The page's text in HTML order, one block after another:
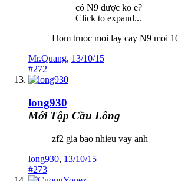
có N9 được ko e?
Click to expand...
Hom truoc moi lay cay N9 moi
Mr.Quang, 13/10/15
#272
long930
Mới Tập Cầu Lông
zf2 gia bao nhieu vay anh
long930, 13/10/15
#273